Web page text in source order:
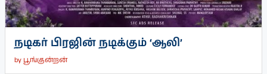
நடிகர் பிரஜின் நடிக்கும் ‘ஆலி’
byபூங்குன்றன்